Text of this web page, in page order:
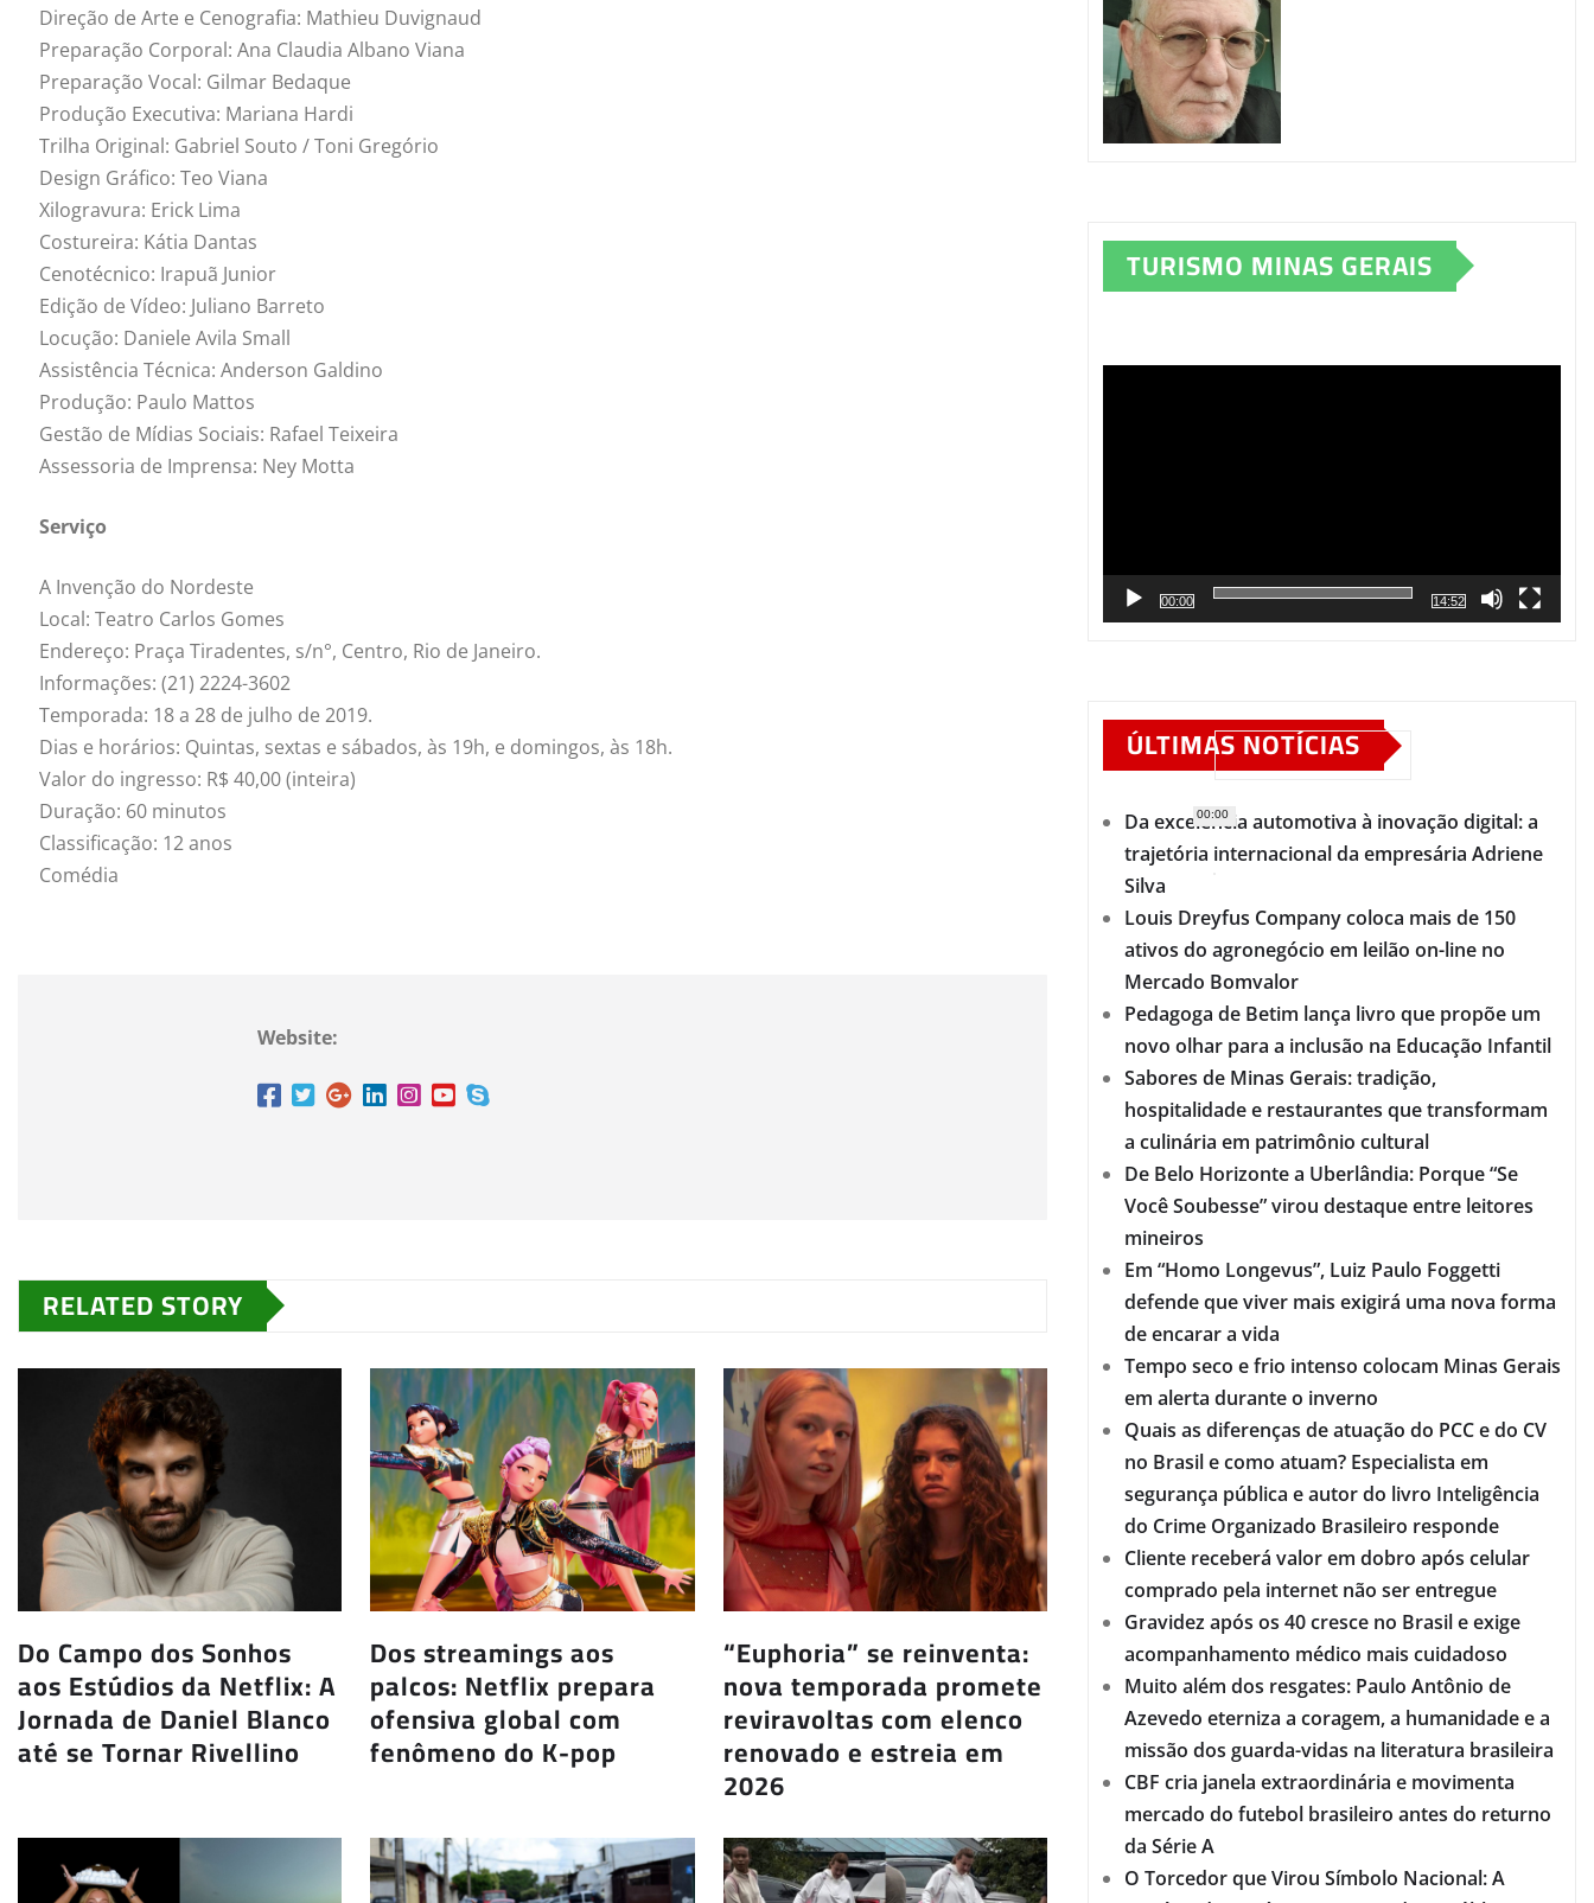
Direção de Arte e Cenografia: Mathieu Duvignaud
Preparação Corporal: Ana Claudia Albano Viana
Preparação Vocal: Gilmar Bedaque
Produção Executiva: Mariana Hardi
Trilha Original: Gabriel Souto / Toni Gregório
Design Gráfico: Teo Viana
Xilogravura: Erick Lima
Costureira: Kátia Dantas
Cenotécnico: Irapuã Junior
Edição de Vídeo: Juliano Barreto
Locução: Daniele Avila Small
Assistência Técnica: Anderson Galdino
Produção: Paulo Mattos
Gestão de Mídias Sociais: Rafael Teixeira
Assessoria de Imprensa: Ney Motta
Serviço
A Invenção do Nordeste
Local: Teatro Carlos Gomes
Endereço: Praça Tiradentes, s/n°, Centro, Rio de Janeiro.
Informações: (21) 2224-3602
Temporada: 18 a 28 de julho de 2019.
Dias e horários: Quintas, sextas e sábados, às 19h, e domingos, às 18h.
Valor do ingresso: R$ 40,00 (inteira)
Duração: 60 minutos
Classificação: 12 anos
Comédia
Website:
RELATED STORY
Do Campo dos Sonhos
aos Estúdios da Netflix: A
Jornada de Daniel Blanco
até se Tornar Rivellino
Dos streamings aos
palcos: Netflix prepara
ofensiva global com
fenômeno do K-pop
“Euphoria” se reinventa:
nova temporada promete
reviravoltas com elenco
renovado e estreia em
2026
TURISMO MINAS GERAIS
00:00
00:00
14:52
ÚLTIMAS NOTÍCIAS
Da excelência automotiva à inovação digital: a
trajetória internacional da empresária Adriene
Silva
Louis Dreyfus Company coloca mais de 150
ativos do agronegócio em leilão on-line no
Mercado Bomvalor
Pedagoga de Betim lança livro que propõe um
novo olhar para a inclusão na Educação Infantil
Sabores de Minas Gerais: tradição,
hospitalidade e restaurantes que transformam
a culinária em patrimônio cultural
De Belo Horizonte a Uberlândia: Porque “Se
Você Soubesse” virou destaque entre leitores
mineiros
Em “Homo Longevus”, Luiz Paulo Foggetti
defende que viver mais exigirá uma nova forma
de encarar a vida
Tempo seco e frio intenso colocam Minas Gerais
em alerta durante o inverno
Quais as diferenças de atuação do PCC e do CV
no Brasil e como atuam? Especialista em
segurança pública e autor do livro Inteligência
do Crime Organizado Brasileiro responde
Cliente receberá valor em dobro após celular
comprado pela internet não ser entregue
Gravidez após os 40 cresce no Brasil e exige
acompanhamento médico mais cuidadoso
Muito além dos resgates: Paulo Antônio de
Azevedo eterniza a coragem, a humanidade e a
missão dos guarda-vidas na literatura brasileira
CBF cria janela extraordinária e movimenta
mercado do futebol brasileiro antes do returno
da Série A
O Torcedor que Virou Símbolo Nacional: A